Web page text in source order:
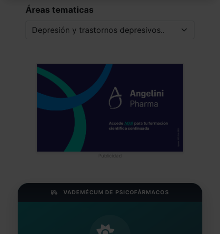
Áreas tematicas
Publicidad
VADEMÉCUM DE PSICOFÁRMACOS